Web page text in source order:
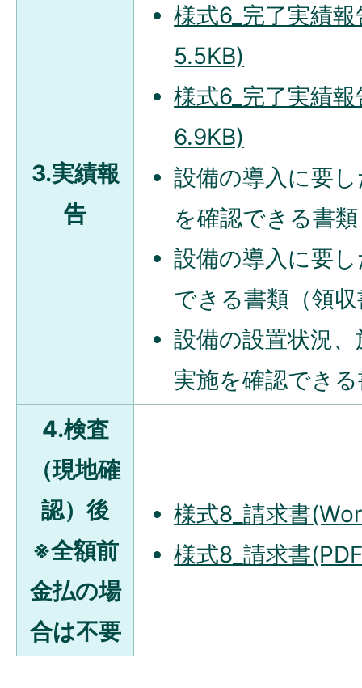
3.実績報
告
様式6_完了実績
5.5KB)
様式6_完了実績
6.9KB)
設備の導入に要
を確認できる書
設備の導入に要
できる書類（領
設備の設置状況
実施を確認でき
4.検査
（現地確
認）後
※全額前
金払の場
合は不要
様式8_請求書
様式8_請求書